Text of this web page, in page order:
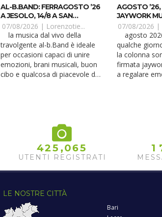
AL-B.BAND: FERRAGOSTO ’26
A JESOLO, 14/8 A SAN
PANCRAZIO
07/08/2026 | Lorenzotie...
travolgente al-b.Band è ideale
per occasioni capaci di unire
emozioni, brani musicali, buon
cibo e qualcosa di piacevole da
formazione nella quale non può
ovviamente mancare il basso
AGOSTO
JAYWORK
FERMA
07/08/2026 |
qualche
la colonna
firmata
a regalare
e la loro
contare. Ogni
425 ,065
UTENTI REGISTRATI
1
LE NOSTRE CITTÀ
Bari